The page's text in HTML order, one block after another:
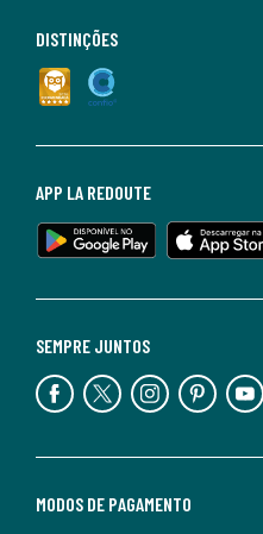
MODOS DE PAGAMENTO
SEMPRE JUNTOS
APP LA REDOUTE
DISTINÇÕES